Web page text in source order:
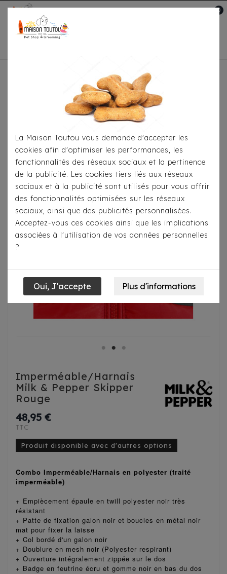
0
Accueil
Pour
Imperméables
Imperméable/Harnais
Milk & Pepper Skipper Rouge
Imperméable/Harnais
Milk & Pepper Skipper
Rouge
48,95 €
TTC
Produit disponible avec d'autres options
Combo Imperméable/Harnais en polyester (traité
imperméable)
+ Empiècement épaule en twill polyester noir très
résistant
+ Patte de fixation galon noir et boucles en métal noir
mat pour fixer la laisse
+ Col bordé d'un galon noir
+ Doublure en mesh noir (Polyester respirant)
+ Ouverture intégralement zippée sur le dos
+ Badge en feutrine écru et gomme noir en bas du dos
La Maison Toutou vous demande d'accepter les
cookies afin d'optimiser les performances, les
fonctionnalités des réseaux sociaux et la pertinence
de la publicité. Les cookies tiers liés aux réseaux
sociaux et à la publicité sont utilisés pour vous offrir
des fonctionnalités optimisées sur les réseaux
sociaux, ainsi que des publicités personnalisées.
Acceptez-vous ces cookies ainsi que les implications
associées à l'utilisation de vos données personnelles
?